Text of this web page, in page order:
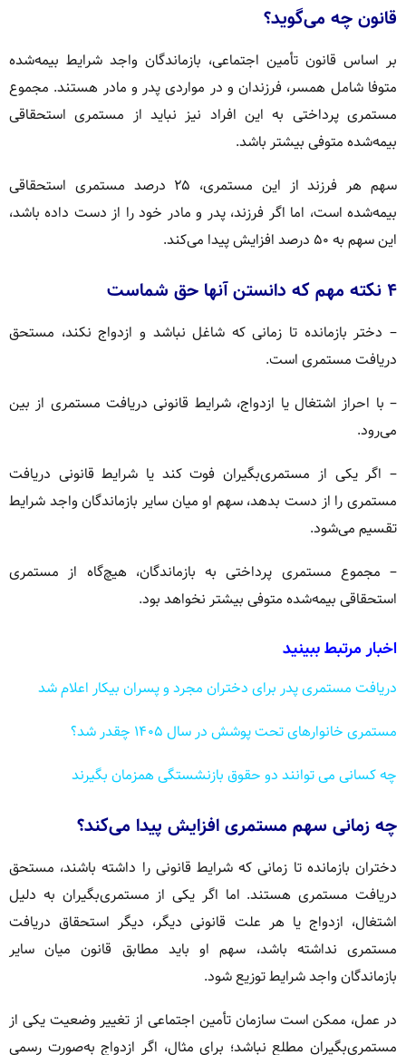
قانون چه می‌گوید؟
بر اساس قانون تأمین اجتماعی، بازماندگان واجد شرایط بیمه‌شده
متوفا شامل همسر، فرزندان و در مواردی پدر و مادر هستند. مجموع
مستمری پرداختی به این افراد نیز نباید از مستمری استحقاقی
بیمه‌شده متوفی بیشتر باشد.
سهم هر فرزند از این مستمری، ۲۵ درصد مستمری استحقاقی
بیمه‌شده است، اما اگر فرزند، پدر و مادر خود را از دست داده باشد،
این سهم به ۵۰ درصد افزایش پیدا می‌کند.
۴ نکته مهم که دانستن آنها حق شماست
– دختر بازمانده تا زمانی که شاغل نباشد و ازدواج نکند، مستحق
دریافت مستمری است.
– با احراز اشتغال یا ازدواج، شرایط قانونی دریافت مستمری از بین
می‌رود.
– اگر یکی از مستمری‌بگیران فوت کند یا شرایط قانونی دریافت
مستمری را از دست بدهد، سهم او میان سایر بازماندگان واجد شرایط
تقسیم می‌شود.
– مجموع مستمری پرداختی به بازماندگان، هیچ‌گاه از مستمری
استحقاقی بیمه‌شده متوفی بیشتر نخواهد بود.
اخبار مرتبط ببینید
دریافت مستمری پدر برای دختران مجرد و پسران بیکار اعلام شد
مستمری خانوارهای تحت پوشش در سال ۱۴۰۵ چقدر شد؟
چه کسانی می توانند دو حقوق بازنشستگی همزمان بگیرند
چه زمانی سهم مستمری افزایش پیدا می‌کند؟
دختران بازمانده تا زمانی که شرایط قانونی را داشته باشند، مستحق
دریافت مستمری هستند. اما اگر یکی از مستمری‌بگیران به دلیل
اشتغال، ازدواج یا هر علت قانونی دیگر، دیگر استحقاق دریافت
مستمری نداشته باشد، سهم او باید مطابق قانون میان سایر
بازماندگان واجد شرایط توزیع شود.
در عمل، ممکن است سازمان تأمین اجتماعی از تغییر وضعیت یکی از
مستمری‌بگیران مطلع نباشد؛ برای مثال، اگر ازدواج به‌صورت رسمی